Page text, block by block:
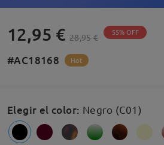
12,95 € 28,95 € 55% OFF
#AC18168 Hot
Elegir el color: Negro (C01)